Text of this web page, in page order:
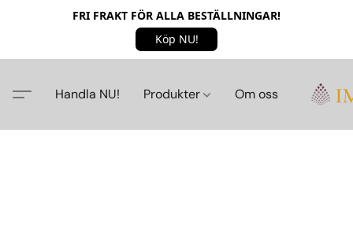
FRI FRAKT FÖR ALLA BESTÄLLNINGAR!
Köp NU!
Handla NU! Produkter Om oss